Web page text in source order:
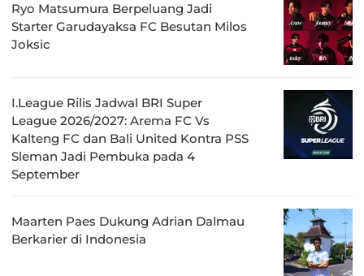
Ryo Matsumura Berpeluang Jadi
Starter Garudayaksa FC Besutan Milos
Joksic
I.League Rilis Jadwal BRI Super
League 2026/2027: Arema FC Vs
Kalteng FC dan Bali United Kontra PSS
Sleman Jadi Pembuka pada 4
September
Maarten Paes Dukung Adrian Dalmau
Berkarier di Indonesia